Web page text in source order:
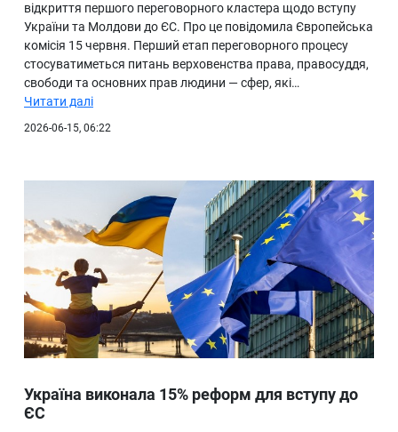
відкриття першого переговорного кластера щодо вступу
України та Молдови до ЄС. Про це повідомила Європейська
комісія 15 червня. Перший етап переговорного процесу
стосуватиметься питань верховенства права, правосуддя,
свободи та основних прав людини — сфер, які…
Читати далі
2026-06-15, 06:22
Україна виконала 15% реформ для вступу до
ЄС